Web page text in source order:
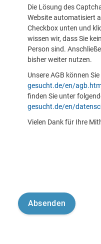
Die Lösung des
Website automatisiert
Checkbox unten und
wissen wir, dass Sie
Person sind.
bisher weiter nutzen.
Unsere AGB können
gesucht.de/en/
finden Sie unter
gesucht.de/en/
Vielen Dank für Ihre